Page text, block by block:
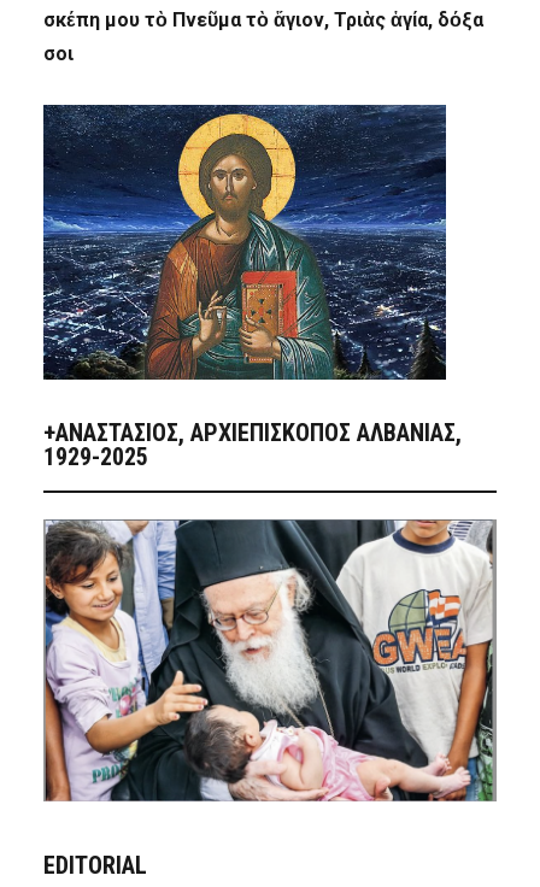
σκέπη μου τὸ Πνεῦμα τὸ ἅγιον, Τριὰς ἁγία, δόξα
σοι
+ΑΝΑΣΤΆΣΙΟΣ, ΑΡΧΙΕΠΊΣΚΟΠΟΣ ΑΛΒΑΝΊΑΣ,
1929-2025
EDITORIAL